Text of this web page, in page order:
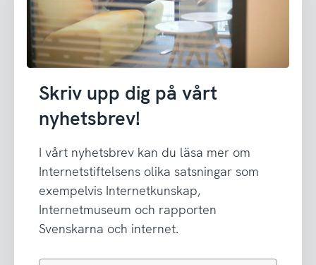
Skriv upp dig på vårt
nyhetsbrev!
I vårt nyhetsbrev kan du läsa mer om
Internetstiftelsens olika satsningar som
exempelvis Internetkunskap,
Internetmuseum och rapporten
Svenskarna och internet.